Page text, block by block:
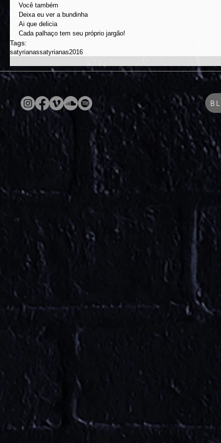
Você também
Deixa eu ver a bundinha
Ai que delicia
Cada palhaço tem seu próprio jargão!
Tags:
satyrianassatyrianas2016